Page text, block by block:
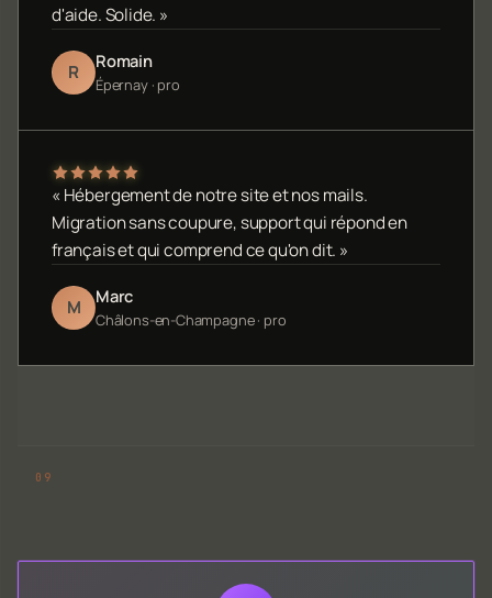
d'aide. Solide. »
R Romain
Épernay · pro
« Hébergement de notre site et nos mails.
Migration sans coupure, support qui répond en
français et qui comprend ce qu'on dit. »
M Marc
Châlons-en-Champagne · pro